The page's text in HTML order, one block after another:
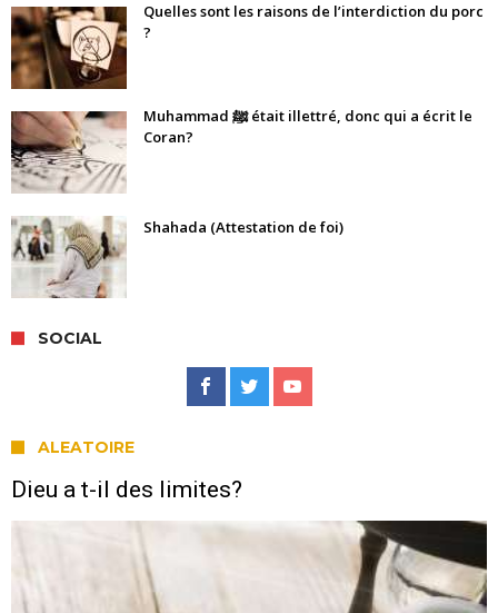
Quelles sont les raisons de l’interdiction du porc
?
Muhammad ﷺ était illettré, donc qui a écrit le
Coran?
Shahada (Attestation de foi)
SOCIAL
ALEATOIRE
Dieu a t-il des limites?